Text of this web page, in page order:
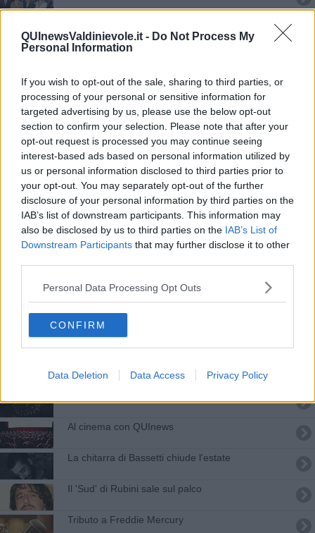
QUInewsValdinievole.it - Do Not Process My
Personal Information
If you wish to opt-out of the sale, sharing to third parties, or
processing of your personal or sensitive information for
targeted advertising by us, please use the below opt-out
section to confirm your selection. Please note that after your
opt-out request is processed you may continue seeing
interest-based ads based on personal information utilized by
us or personal information disclosed to third parties prior to
your opt-out. You may separately opt-out of the further
disclosure of your personal information by third parties on the
IAB’s list of downstream participants. This information may
also be disclosed by us to third parties on the IAB’s List of
Downstream Participants that may further disclose it to other
Personal Data Processing Opt Outs
CONFIRM
Data Deletion Data Access Privacy Policy
Adriana, uzzanese ai Soliti Ignoti
Valdinievolino diventa ignoto su Rai Uno
Un montecatinese in tv - VIDEO
Elena e Angela lasciano Zero e Lode
Giovane uzzanese ad Avanti un altro
Le sorelle sfiorano la vittoria
I fratelli dicono addio al montepremi
Soavi fanciulle al teatro Pacini
​Serena Dandini porta i pensionati sul palco
Al cinema con QUInews
La chitarra di Bassetti chiude l'estate
Il 'Sud' di Rubini sale sul palco
Tributo a Freddie Mercury